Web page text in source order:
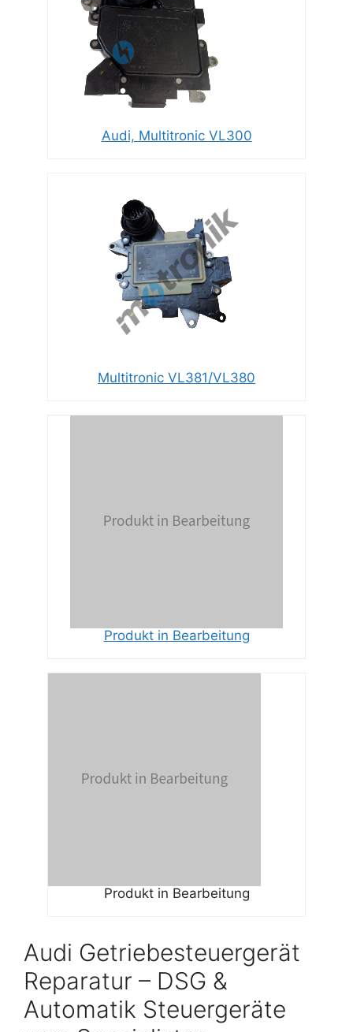
Audi, Multitronic VL300
Multitronic VL381/VL380
Produkt in Bearbeitung
Produkt in Bearbeitung
Audi Getriebesteuergerät
Reparatur – DSG &
Automatik Steuergeräte